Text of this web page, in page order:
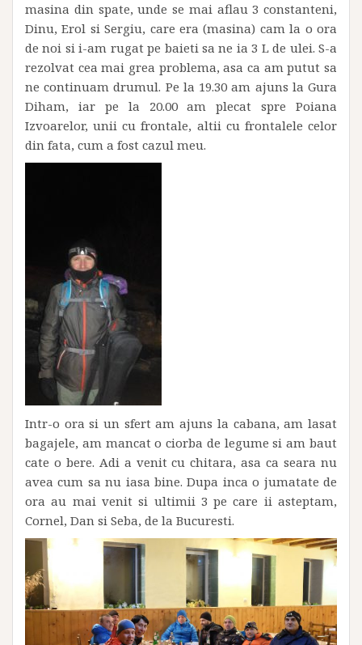
masina din spate, unde se mai aflau 3 constanteni,
Dinu, Erol si Sergiu, care era (masina) cam la o ora
de noi si i-am rugat pe baieti sa ne ia 3 L de ulei. S-a
rezolvat cea mai grea problema, asa ca am putut sa
ne continuam drumul. Pe la 19.30 am ajuns la Gura
Diham, iar pe la 20.00 am plecat spre Poiana
Izvoarelor, unii cu frontale, altii cu frontalele celor
din fata, cum a fost cazul meu.
Intr-o ora si un sfert am ajuns la cabana, am lasat
bagajele, am mancat o ciorba de legume si am baut
cate o bere. Adi a venit cu chitara, asa ca seara nu
avea cum sa nu iasa bine. Dupa inca o jumatate de
ora au mai venit si ultimii 3 pe care ii asteptam,
Cornel, Dan si Seba, de la Bucuresti.